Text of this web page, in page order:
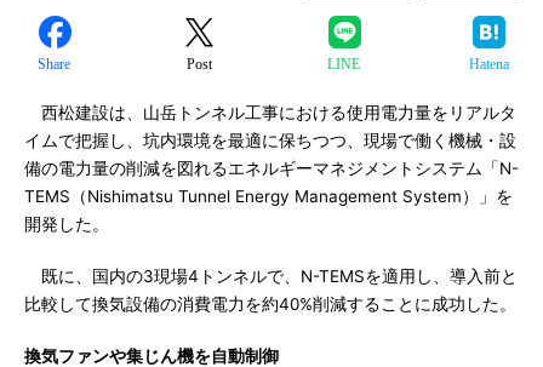
Share Post LINE Hatena
西松建設は、山岳トンネル工事における使用電力量をリアルタ
イムで把握し、坑内環境を最適に保ちつつ、現場で働く機械・設
備の電力量の削減を図れるエネルギーマネジメントシステム「N-
TEMS（Nishimatsu Tunnel Energy Management System）」を
開発した。
既に、国内の3現場4トンネルで、N-TEMSを適用し、導入前と
比較して換気設備の消費電力を約40%削減することに成功した。
換気ファンや集じん機を自動制御